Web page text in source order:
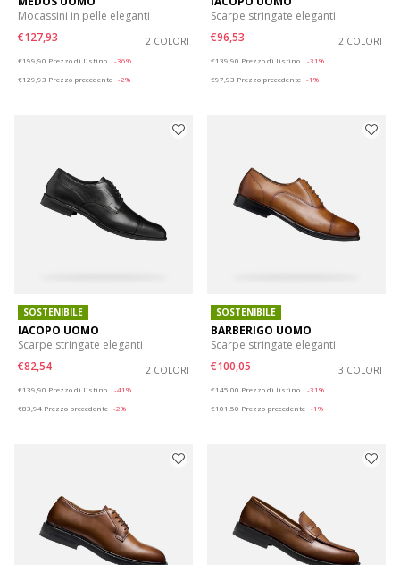
Mocassini in pelle eleganti
€127,93
2 COLORI
€199,90 Prezzo di listino
-36%
€129,93 Prezzo precedente -2%
Scarpe stringate eleganti
€96,53
2 COLORI
€139,90 Prezzo di listino
-31%
€97,93 Prezzo precedente -1%
SOSTENIBILE
IACOPO UOMO
Scarpe stringate eleganti
€82,54
2 COLORI
€139,90 Prezzo di listino
-41%
€83,94 Prezzo precedente -2%
SOSTENIBILE
BARBERIGO UOMO
Scarpe stringate eleganti
€100,05
3 COLORI
€145,00 Prezzo di listino
-31%
€101,50 Prezzo precedente -1%